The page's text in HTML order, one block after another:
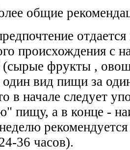
общие
происхождения с
(сырые фрукты ,
вид пищи за
в начале следует
пищу, а в конце -
36 часов).